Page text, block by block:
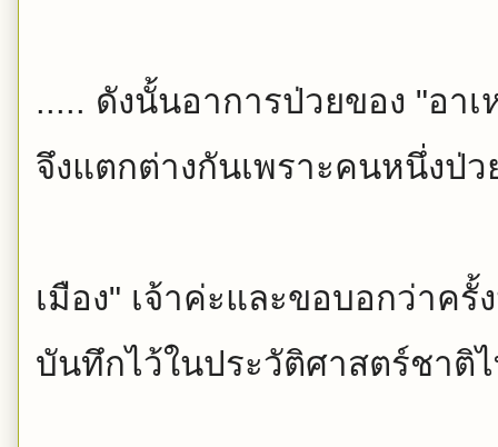
..... ดังนั้นอาการป่วยของ "อา
จึงแตกต่างกันเพราะคนหนึ่งป่ว
เมือง" เจ้าค่ะและขอบอกว่าค
บันทึกไว้ในประวัติศาสตร์ชาติ